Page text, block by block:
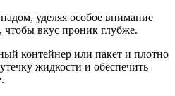
уделяя особое внимание
чтобы вкус проник глубже.
контейнер или пакет и плотно
жидкости и обеспечить